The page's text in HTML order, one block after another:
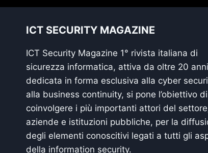
ICT SECURITY MAGAZINE
ICT Security Magazine 1° rivista italiana di
sicurezza informatica, attiva da oltre 20
dedicata in forma esclusiva alla cyber
alla business continuity, si pone l’obiettivo di
coinvolgere i più importanti attori del
aziende e istituzioni pubbliche, per la
degli elementi conoscitivi legati a tutti gli
della information security.